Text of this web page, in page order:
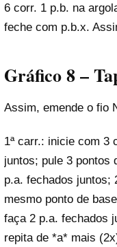
6 corr. 1 p.b. na
feche com p.b.x.
Gráfico 8 –
Assim, emende o fio
1ª carr.: inicie com 3
juntos; pule 3 pontos
p.a. fechados juntos;
mesmo ponto de
faça 2 p.a. fechados
repita de *a* mais